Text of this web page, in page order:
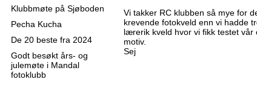
Klubbmøte på Sjøboden
Pecha Kucha
De 20 beste fra 2024
Godt besøkt års- og
julemøte i Mandal
fotoklubb
Vi takker RC klubben så mye for
krevende fotokveld enn vi hadde
lærerik kveld hvor vi fikk testet
motiv.
Sej